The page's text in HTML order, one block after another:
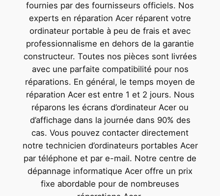
fournies par des fournisseurs officiels. Nos
experts en réparation Acer réparent votre
ordinateur portable à peu de frais et avec
professionnalisme en dehors de la garantie
constructeur. Toutes nos pièces sont livrées
avec une parfaite compatibilité pour nos
réparations. En général, le temps moyen de
réparation Acer est entre 1 et 2 jours. Nous
réparons les écrans d’ordinateur Acer ou
d’affichage dans la journée dans 90% des
cas. Vous pouvez contacter directement
notre technicien d’ordinateurs portables Acer
par téléphone et par e-mail. Notre centre de
dépannage informatique Acer offre un prix
fixe abordable pour de nombreuses